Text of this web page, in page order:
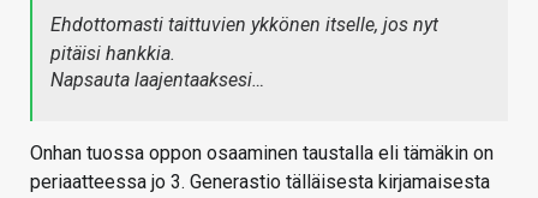
Ehdottomasti taittuvien ykkönen itselle, jos nyt
pitäisi hankkia.
Napsauta laajentaaksesi…
Onhan tuossa oppon osaaminen taustalla eli tämäkin on
periaatteessa jo 3. Generastio tälläisesta kirjamaisesta